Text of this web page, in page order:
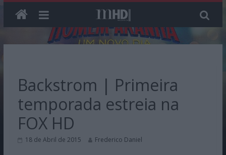
Backstrom | Primeira
temporada estreia na
FOX HD
18 de Abril de 2015 Frederico Daniel